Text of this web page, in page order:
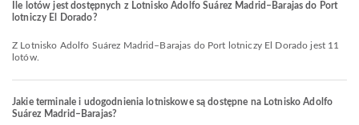
Ile lotów jest dostępnych z Lotnisko Adolfo Suárez Madrid–Barajas do Port
lotniczy El Dorado?
Z Lotnisko Adolfo Suárez Madrid–Barajas do Port lotniczy El Dorado jest 11
lotów.
Jakie terminale i udogodnienia lotniskowe są dostępne na Lotnisko Adolfo
Suárez Madrid–Barajas?